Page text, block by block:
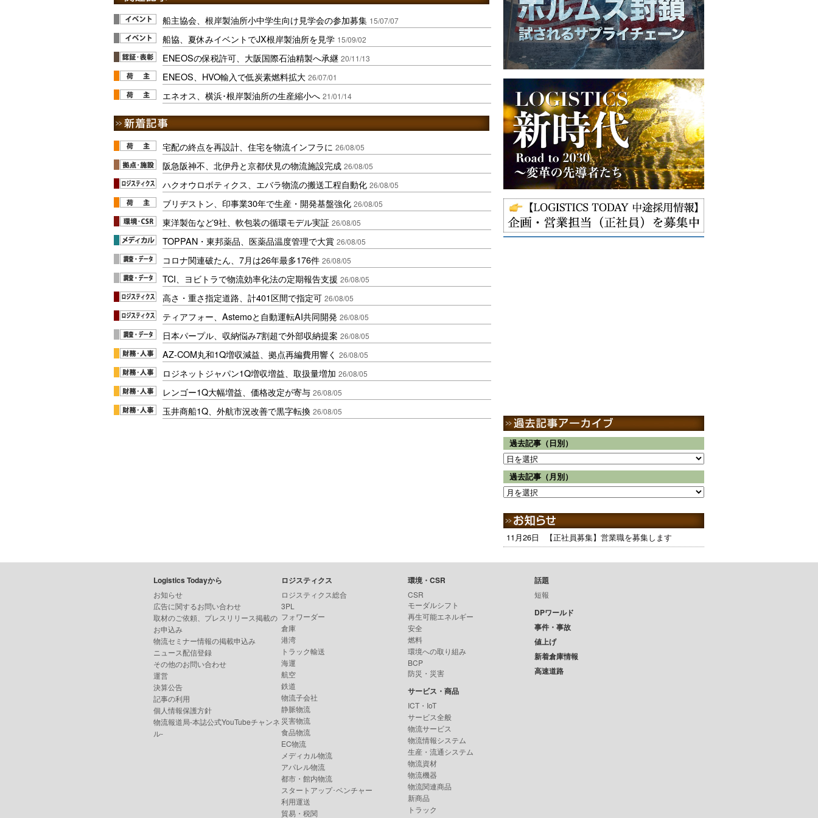
船主協会、根岸製油所小中学生向け見学会の参加募集 15/07/07
船協、夏休みイベントでJX根岸製油所を見学 15/09/02
ENEOSの保税許可、大阪国際石油精製へ承継 20/11/13
ENEOS、HVO輸入で低炭素燃料拡大 26/07/01
エネオス、横浜･根岸製油所の生産縮小へ 21/01/14
宅配の終点を再設計、住宅を物流インフラに 26/08/05
阪急阪神不、北伊丹と京都伏見の物流施設完成 26/08/05
ハクオウロボティクス、エバラ物流の搬送工程自動化 26/08/05
ブリヂストン、印事業30年で生産・開発基盤強化 26/08/05
東洋製缶など9社、軟包装の循環モデル実証 26/08/05
TOPPAN・東邦薬品、医薬品温度管理で大賞 26/08/05
コロナ関連破たん、7月は26年最多176件 26/08/05
TCI、ヨビトラで物流効率化法の定期報告支援 26/08/05
高さ・重さ指定道路、計401区間で指定可 26/08/05
ティアフォー、Astemoと自動運転AI共同開発 26/08/05
日本パープル、収納悩み7割超で外部収納提案 26/08/05
AZ-COM丸和1Q増収減益、拠点再編費用響く 26/08/05
ロジネットジャパン1Q増収増益、取扱量増加 26/08/05
レンゴー1Q大幅増益、価格改定が寄与 26/08/05
玉井商船1Q、外航市況改善で黒字転換 26/08/05
過去記事（日別）
過去記事（月別）
11月26日 【正社員募集】営業職を募集します
Logistics Todayから
お知らせ
広告に関するお問い合わせ
取材のご依頼、プレスリリース掲載の
お申込み
物流セミナー情報の掲載申込み
ニュース配信登録
その他のお問い合わせ
運営
決算公告
記事の利用
個人情報保護方針
物流報道局-本誌公式YouTubeチャンネ
ル-
ロジスティクス
ロジスティクス総合
3PL
フォワーダー
倉庫
港湾
トラック輸送
海運
航空
鉄道
物流子会社
静脈物流
災害物流
食品物流
EC物流
メディカル物流
アパレル物流
都市・館内物流
スタートアップ･ベンチャー
利用運送
貿易・税関
環境・CSR
CSR
モーダルシフト
再生可能エネルギー
安全
燃料
環境への取り組み
BCP
防災・災害
サービス・商品
ICT・IoT
サービス全般
物流サービス
物流情報システム
生産・流通システム
物流資材
物流機器
物流関連商品
新商品
トラック
話題
短報
DPワールド
事件・事故
値上げ
新着倉庫情報
高速道路